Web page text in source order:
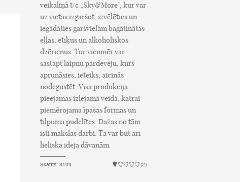
veikaliņā t/c „Sky&More”, kur var
uz vietas izgaršot, izvēlēties un
iegādāties garšvielām bagātinātās
eļļas, etiķus un alkoholiskos
dzērienus. Tur vienmēr var
sastapt laipnu pārdevēju, kurš
aprunāsies, ieteiks, aicinās
nodegustēt. Visa produkcija
pieejamas izlejamā veidā, katrai
piemērojama īpašas formas un
tilpuma pudelītes. Dažas no tām
īsti mākslas darbi. Tā var būt arī
lieliska ideja dāvanām.
Skatīts: 3109 (2)